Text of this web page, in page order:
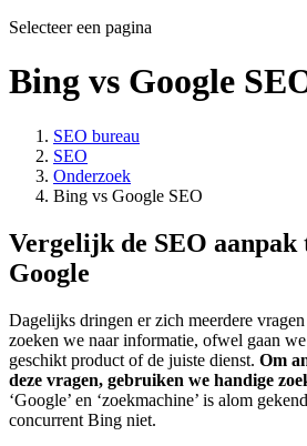
Selecteer een pagina
Bing vs Google
SEO bureau
SEO
Onderzoek
Bing vs Google SEO
Vergelijk de SEO aanpak
Google
Dagelijks dringen er zich meerdere
zoeken we naar informatie, ofwel gaan
geschikt product of de juiste dienst. Om
deze vragen, gebruiken we handige
‘Google’ en ‘zoekmachine’ is alom
concurrent Bing niet.